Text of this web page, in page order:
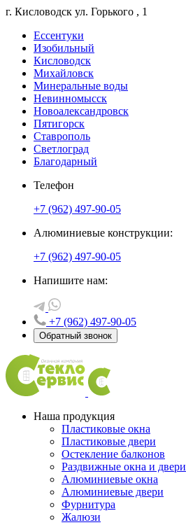
г. Кисловодск ул. Горького , 1
Ессентуки
Изобильный
Кисловодск
Михайловск
Минеральные воды
Невинномысск
Новоалександровск
Пятигорск
Ставрополь
Светлоград
Благодарный
Телефон
+7 (962) 497-90-05
Алюминиевые конструкции:
+7 (962) 497-90-05
Напишите нам:
+7 (962) 497-90-05
Обратный звонок
Наша продукция
Пластиковые окна
Пластиковые двери
Остекление балконов
Раздвижные окна и двери
Алюминиевые окна
Алюминиевые двери
Фурнитура
Жалюзи